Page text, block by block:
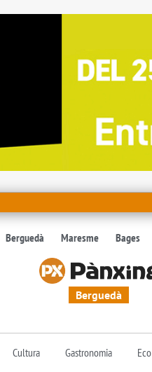
Berguedà Maresme Bages
Berguedà
Cultura Gastronomia Eco